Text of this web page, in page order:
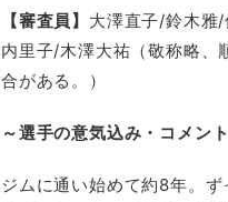
【審査員】 大澤直子/鈴木雅
内里子/木澤大祐（敬称略、
合がある。）
～選手の意気込み・コメン
ジムに通い始めて約8年。